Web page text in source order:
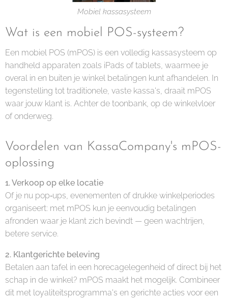
Mobiel kassasysteem
Wat is een mobiel POS-systeem?
Een mobiel POS (mPOS) is een volledig kassasysteem op
handheld apparaten zoals iPads of tablets, waarmee je
overal in en buiten je winkel betalingen kunt afhandelen. In
tegenstelling tot traditionele, vaste kassa's, draait mPOS
waar jouw klant is. Achter de toonbank, op de winkelvloer
of onderweg.
Voordelen van KassaCompany's mPOS-
oplossing
1. Verkoop op elke locatie
Of je nu pop‑ups, evenementen of drukke winkelperiodes
organiseert: met mPOS kun je eenvoudig betalingen
afronden waar je klant zich bevindt — geen wachtrijen,
betere service.
2. Klantgerichte beleving
Betalen aan tafel in een horecagelegenheid of direct bij het
schap in de winkel? mPOS maakt het mogelijk. Combineer
dit met loyaliteitsprogramma's en gerichte acties voor een